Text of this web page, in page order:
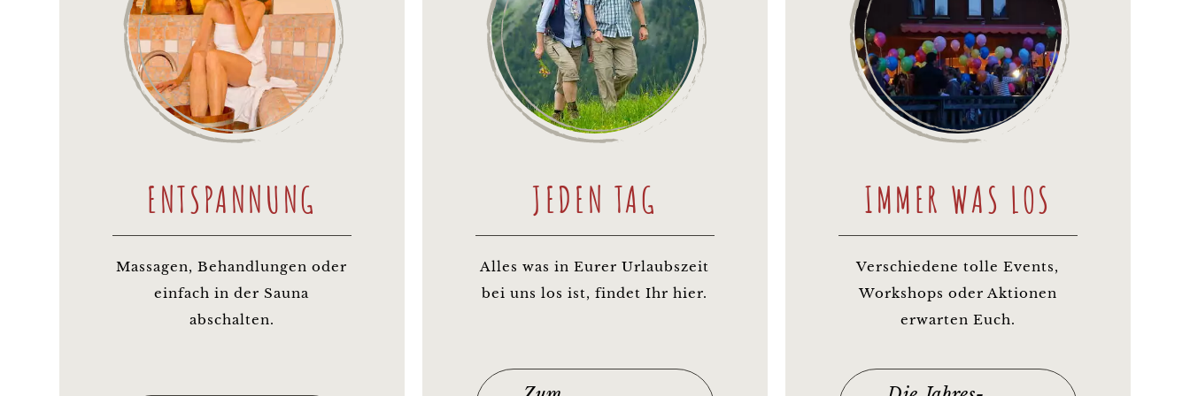
ENTSPANNUNG
Massagen, Behandlungen oder
einfach in der Sauna
abschalten.
JEDEN TAG
Alles was in Eurer Urlaubszeit
bei uns los ist, findet Ihr hier.
IMMER WAS LOS
Verschiedene tolle Events,
Workshops oder Aktionen
erwarten Euch.